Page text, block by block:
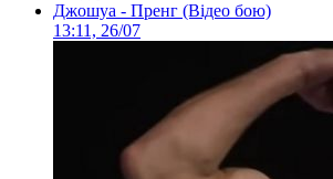
Джошуа - Пренг (Відео бою)
13:11, 26/07